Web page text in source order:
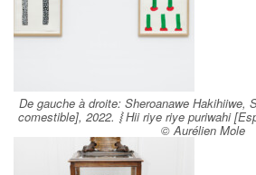
De gauche à droite: Sheroanawe Hakihiiwe,
comestible], 2022. ⦚ Hii riye riye puriwahi
© Aurélien Mole